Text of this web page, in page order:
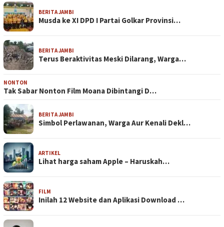
BERITA JAMBI
Musda ke XI DPD I Partai Golkar Provinsi…
BERITA JAMBI
Terus Beraktivitas Meski Dilarang, Warga…
NONTON
Tak Sabar Nonton Film Moana Dibintangi D…
BERITA JAMBI
Simbol Perlawanan, Warga Aur Kenali Dekl…
ARTIKEL
Lihat harga saham Apple – Haruskah…
FILM
Inilah 12 Website dan Aplikasi Download …